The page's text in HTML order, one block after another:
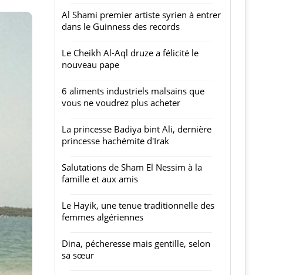
Al Shami premier artiste syrien à entrer
dans le Guinness des records
Le Cheikh Al-Aql druze a félicité le
nouveau pape
6 aliments industriels malsains que
vous ne voudrez plus acheter
La princesse Badiya bint Ali, dernière
princesse hachémite d'Irak
Salutations de Sham El Nessim à la
famille et aux amis
Le Hayik, une tenue traditionnelle des
femmes algériennes
Dina, pécheresse mais gentille, selon
sa sœur